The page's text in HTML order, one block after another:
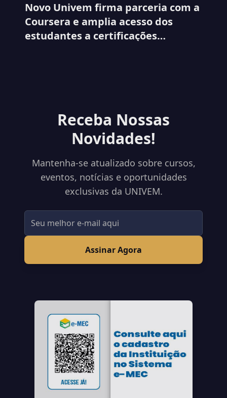
Novo Univem firma parceria com a
Coursera e amplia acesso dos
estudantes a certificações
Receba Nossas
Novidades!
Mantenha-se atualizado sobre cursos,
eventos, notícias e oportunidades
exclusivas da UNIVEM.
Assinar Agora